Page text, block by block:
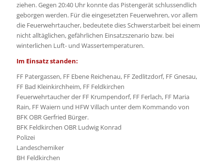
ziehen. Gegen 20:40 Uhr konnte das Pistengerät schlussendlich
geborgen werden. Für die eingesetzten Feuerwehren, vor allem
die Feuerwehrtaucher, bedeutete dies Schwerstarbeit bei einem
nicht alltäglichen, gefährlichen Einsatzszenario bzw. bei
winterlichen Luft- und Wassertemperaturen.
Im Einsatz standen:
FF Patergassen, FF Ebene Reichenau, FF Zedlitzdorf, FF Gnesau,
FF Bad Kleinkirchheim, FF Feldkirchen
Feuerwehrtaucher der FF Krumpendorf, FF Ferlach, FF Maria
Rain, FF Waiern und HFW Villach unter dem Kommando von
BFK OBR Gerfried Bürger.
BFK Feldkirchen OBR Ludwig Konrad
Polizei
Landeschemiker
BH Feldkirchen